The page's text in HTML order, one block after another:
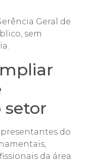
Geral de
sem
setor
do
da área